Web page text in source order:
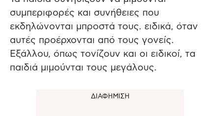
συμπεριφορές και συνήθειες που
εκδηλώνονται μπροστά τους. ειδικά, όταν
αυτές προέρχονται από τους γονείς.
Εξάλλου, όπως τονίζουν και οι ειδικοί, τα
παιδιά μιμούνται τους μεγάλους.